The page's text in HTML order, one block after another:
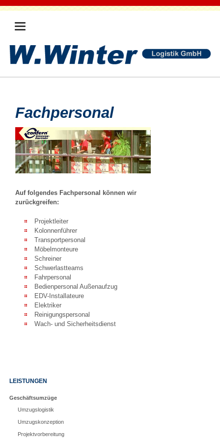
Fachpersonal
Auf folgendes Fachpersonal können wir
zurückgreifen:
Projektleiter
Kolonnenführer
Transportpersonal
Möbelmonteure
Schreiner
Schwerlastteams
Fahrpersonal
Bedienpersonal Außenaufzug
EDV-Installateure
Elektriker
Reinigungspersonal
Wach- und Sicherheitsdienst
Navigation
LEISTUNGEN
Geschäftsumzüge
Umzugslogistik
Umzugskonzeption
Projektvorbereitung